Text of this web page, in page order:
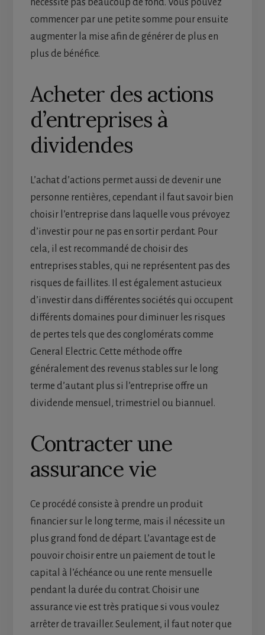
nécessite pas beaucoup de fond. Vous pouvez
commencer par une petite somme pour ensuite
augmenter la mise afin de générer de plus en
plus de bénéfice.
Acheter des actions
d’entreprises à
dividendes
L’achat d’actions permet aussi de devenir une
personne rentières, cependant il faut savoir bien
choisir l’entreprise dans laquelle vous prévoyez
d’investir pour ne pas en sortir perdant. Pour
cela, il est recommandé de choisir des
entreprises stables, qui ne représentent pas des
risques de faillites. Il est également astucieux
d’investir dans différentes sociétés qui occupent
différents domaines pour diminuer les risques
de pertes tels que des conglomérats comme
General Electric. Cette méthode offre
généralement des revenus stables sur le long
terme d’autant plus si l’entreprise offre un
dividende mensuel, trimestriel ou biannuel.
Contracter une
assurance vie
Ce procédé consiste à prendre un produit
financier sur le long terme, mais il nécessite un
plus grand fond de départ. L’avantage est de
pouvoir choisir entre un paiement de tout le
capital à l’échéance ou une rente mensuelle
pendant la durée du contrat. Choisir une
assurance vie est très pratique si vous voulez
arrêter de travailler. Seulement, il faut noter que